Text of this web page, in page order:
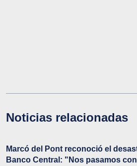
Noticias relacionadas
Marcó del Pont reconoció el
Banco Central: "Nos pasamos